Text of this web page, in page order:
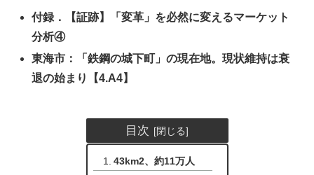
付録．【証跡】「変革」を必然に変えるマーケット
分析④
東海市：「鉄鋼の城下町」の現在地。現状維持は衰
退の始まり【4.A4】
目次
43km2、約11万人